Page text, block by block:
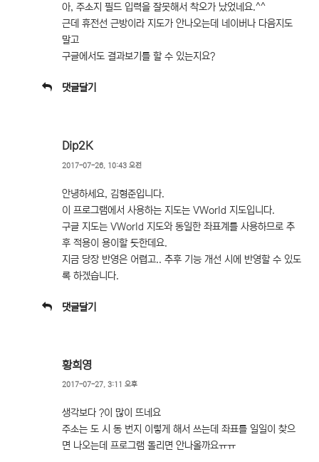
아, 주소지 필드 입력을 잘못해서 착오가 났었네요.^^
근데 휴전선 근방이라 지도가 안나오는데 네이버나 다음지도
말고
구글에서도 결과보기를 할 수 있는지요?
댓글달기
Dip2K
2017-07-26, 10:43 오전
안녕하세요, 김형준입니다.
이 프로그램에서 사용하는 지도는 VWorld 지도입니다.
구글 지도는 VWorld 지도와 동일한 좌표계를 사용하므로 추
후 적용이 용이할 듯한데요.
지금 당장 반영은 어렵고.. 추후 기능 개선 시에 반영할 수 있도
록 하겠습니다.
댓글달기
황희영
2017-07-27, 3:11 오후
생각보다 ?이 많이 뜨네요
주소는 도 시 동 번지 이렇게 해서 쓰는데 좌표를 일일이 찾으
면 나오는데 프로그램 돌리면 안나올까요ㅠㅠ